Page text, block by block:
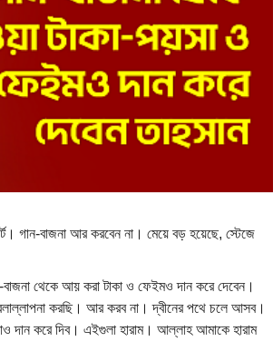
গান-বাজনা আর করবেন না। মেয়ে বড় হয়েছে, স্টেজে
থেকে আয় করা টাকা ও ফেইমও দান করে দেবেন।
করছি। আর করব না। দ্বীনের পথে চলে আসব।
দান করে দিব। এইগুলা হারাম। আল্লাহ আমাকে হারাম